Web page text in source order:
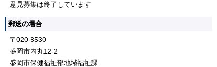
意見募集は終了しています
郵送の場合
〒020-8530
盛岡市内丸12-2
盛岡市保健福祉部地域福祉課